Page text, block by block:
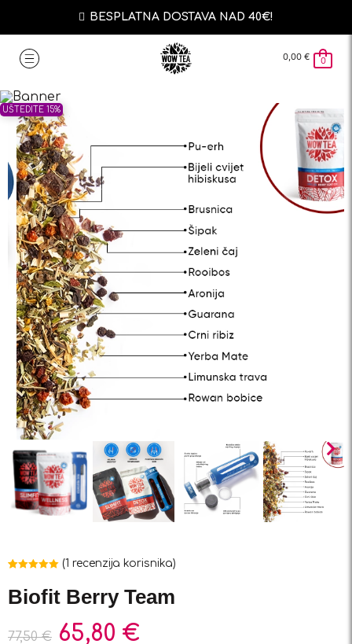
BESPLATNA DOSTAVA NAD 40€!
0,00 € 0
UŠTEDITE 15%
ocjena:
5.00
od ukupno 5
(korisnika)
(1 recenzija korisnika)
Biofit Berry Team
77,50€ 65,80 €